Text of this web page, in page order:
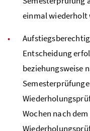
einmal wiederholt
Entscheidung
beziehungsweise
Wochen nach